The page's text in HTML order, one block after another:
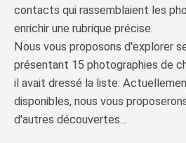
contacts qui rassemblaient les
enrichir une rubrique précise.
Nous vous proposons d'explorer
présentant 15 photographies de
il avait dressé la liste.
disponibles, nous vous
d'autres découvertes...